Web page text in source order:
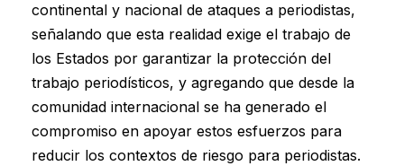
continental y nacional de ataques a periodistas,
señalando que esta realidad exige el trabajo de
los Estados por garantizar la protección del
trabajo periodísticos, y agregando que desde la
comunidad internacional se ha generado el
compromiso en apoyar estos esfuerzos para
reducir los contextos de riesgo para periodistas.